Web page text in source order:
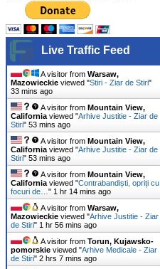
Live Traffic Feed
A visitor from Warsaw,
Mazowieckie viewed "Stiri - Ziar de Stiri"
33 mins ago
A visitor from Mountain View,
California viewed "Arhive Justitie - Ziar de
Stiri" 53 mins ago
A visitor from Mountain View,
California viewed "Arhive Justitie - Ziar de
Stiri" 53 mins ago
A visitor from Mountain View,
California viewed "Contrabandiști, opriți cu
focuri de… " 1 hr 14 mins ago
A visitor from Warsaw,
Mazowieckie viewed "Arhive Justitie - Ziar
de Stiri" 1 hr 56 mins ago
A visitor from Torun, Kujawsko-
pomorskie viewed "Arhive Medicale - Ziar
de Stiri" 2 hrs 7 mins ago